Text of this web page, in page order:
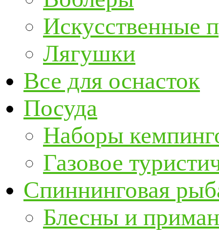
Искусственные
Лягушки
Все для оснасток
Посуда
Наборы
Газовое
Спиннинговая
Блесны и